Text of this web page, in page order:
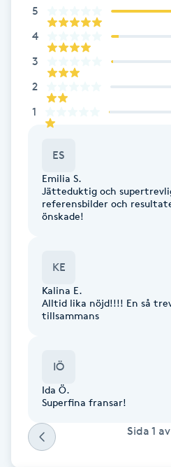
Coachning
Color correction
Cryoterapi
Dermapen
Enzympeeling
5
4
3
2
1
ES
Emilia S.
Jätteduktig och
referensbilder och
önskade!
KE
Kalina E.
Alltid lika nöjd!!!! En så
tillsammans
IÖ
Ida Ö.
Superfina fransar!
Sida 1 av